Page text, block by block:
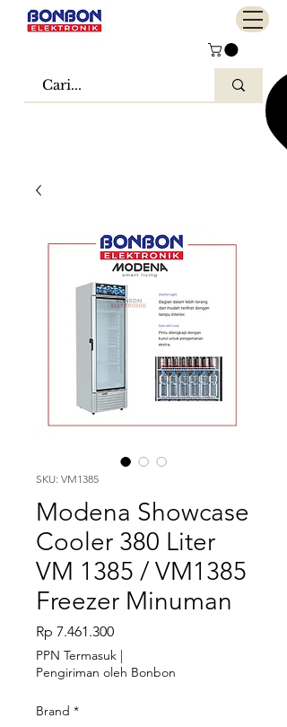
SKU: VM1385
Modena Showcase
Cooler 380 Liter
VM 1385 / VM1385
Freezer Minuman
Rp 7.461.300Harga
PPN Termasuk |
Pengiriman oleh Bonbon
Brand *